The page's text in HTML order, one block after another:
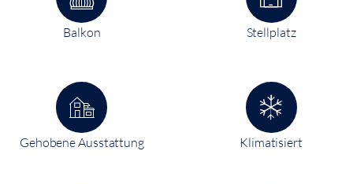
Balkon Stellplatz
Gehobene Ausstattung Klimatisiert